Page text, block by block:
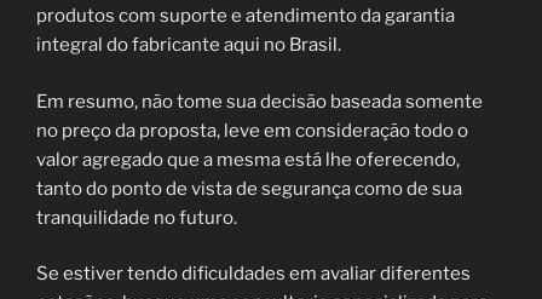
produtos com suporte e atendimento da garantia
integral do fabricante aqui no Brasil.
Em resumo, não tome sua decisão baseada somente
no preço da proposta, leve em consideração todo o
valor agregado que a mesma está lhe oferecendo,
tanto do ponto de vista de segurança como de sua
tranquilidade no futuro.
Se estiver tendo dificuldades em avaliar diferentes